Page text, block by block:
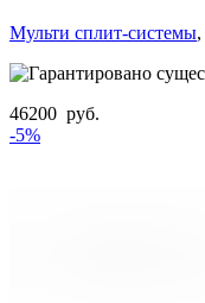
Мульти сплит-системы,
46200 руб.
-5%